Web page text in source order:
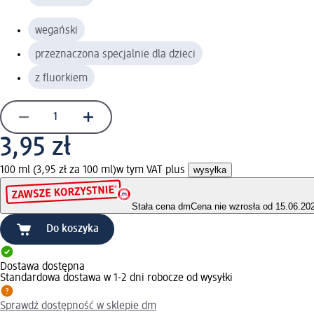
wegański
przeznaczona specjalnie dla dzieci
z fluorkiem
3,95 zł
100 ml (3,95 zł za 100 ml)w tym VAT plus wysyłka
Stała cena dmCena nie wzrosła od
Do koszyka
Dostawa dostępna
Standardowa dostawa w 1-2 dni robocze od wysyłki
Sprawdź dostępność w sklepie dm